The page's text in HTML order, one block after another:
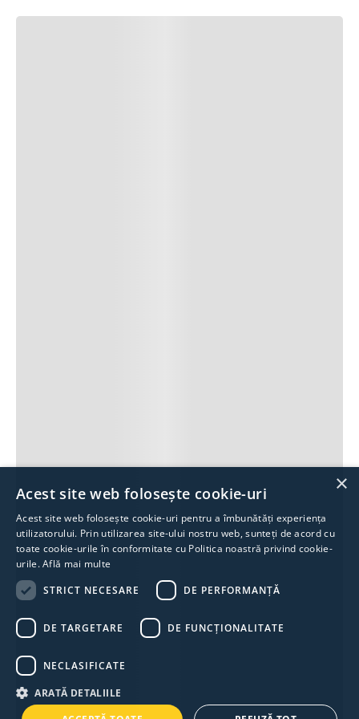
×
Acest site web folosește cookie-uri
Acest site web folosește cookie-uri pentru a îmbunătăți experiența
utilizatorului. Prin utilizarea site-ului nostru web, sunteți de acord cu
toate cookie-urile în conformitate cu Politica noastră privind cookie-
urile.Află mai multe
STRICT NECESARE
DE PERFORMANȚĂ
DE TARGETARE DE FUNCŢIONALITATE
NECLASIFICATE
ARATĂ DETALIILE